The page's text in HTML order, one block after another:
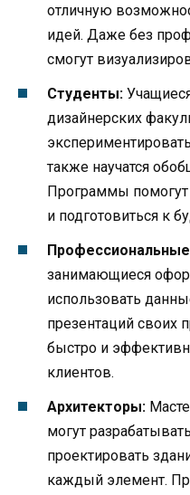
отличную
идей. Даже без
смогут
Студенты:
дизайнерских
также научатся
Программы помогут
и подготовиться к
занимающиеся
использовать
презентаций своих
быстро и
клиентов.
Архитекторы:
могут
проектировать
каждый элемент.